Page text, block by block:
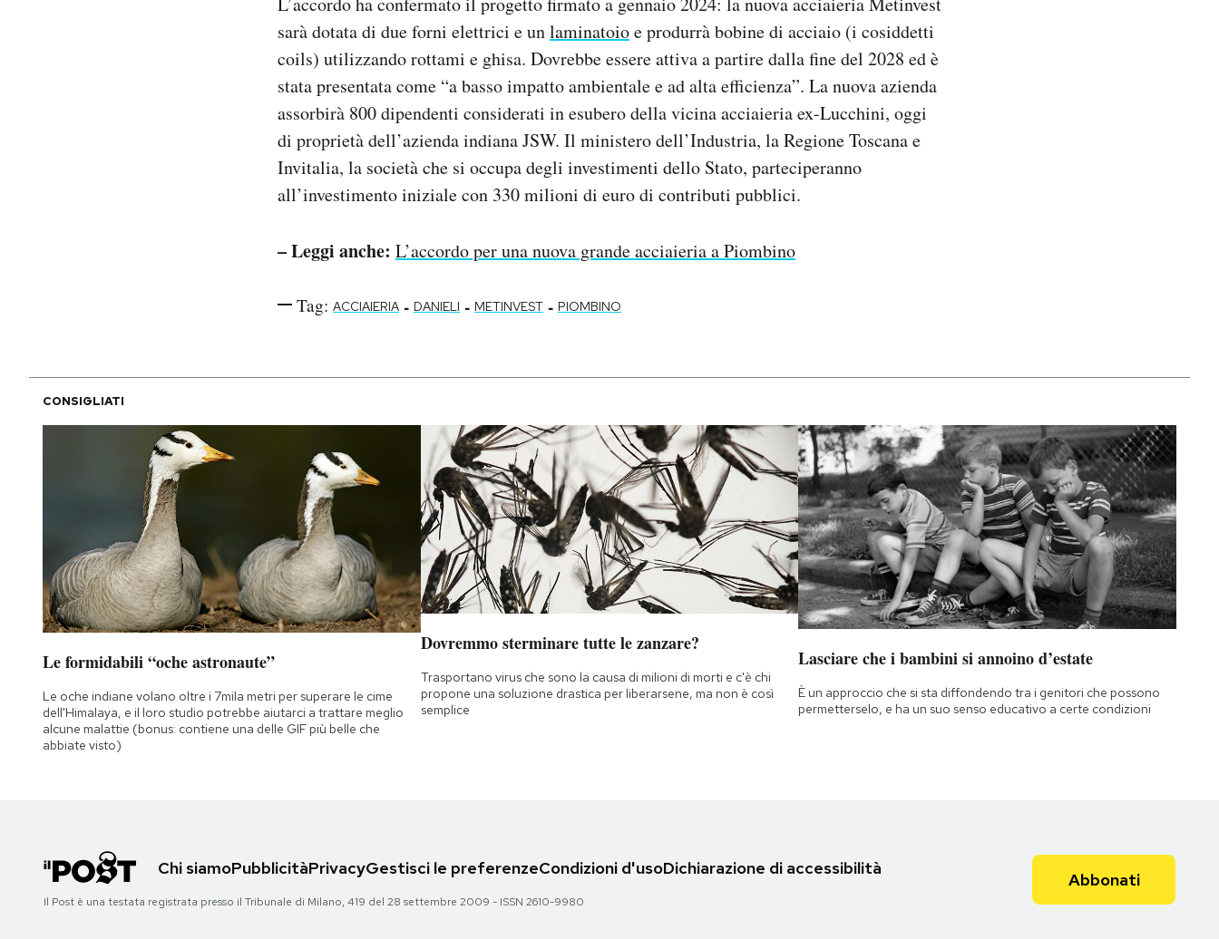
sarà dotata di due forni elettrici e unlaminatoioe produrrà bobine di acciaio (i cosiddetti
coils) utilizzando rottami e ghisa. Dovrebbe essere attiva a partire dalla fine del 2028 ed è
stata presentata come “a basso impatto ambientale e ad alta efficienza”. La nuova azienda
assorbirà 800 dipendenti considerati in esubero della vicina acciaieria ex-Lucchini, oggi
di proprietà dell’azienda indiana JSW. Il ministero dell’Industria, la Regione Toscana e
Invitalia, la società che si occupa degli investimenti dello Stato, parteciperanno
all’investimento iniziale con 330 milioni di euro di contributi pubblici.
– Leggi anche: L’accordo per una nuova grande acciaieria a Piombino
Tag: ACCIAIERIA - DANIELI - METINVEST - PIOMBINO
CONSIGLIATI
Le formidabili “oche astronaute”
Le oche indiane volano oltre i 7mila metri per superare le cime
dell'Himalaya, e il loro studio potrebbe aiutarci a trattare meglio
alcune malattie (bonus: contiene una delle GIF più belle che
abbiate visto)
Dovremmo sterminare tutte le zanzare?
Trasportano virus che sono la causa di milioni di morti e c'è chi
propone una soluzione drastica per liberarsene, ma non è così
semplice
Lasciare che i bambini si annoino d’estate
È un approccio che si sta diffondendo tra i genitori che possono
permetterselo, e ha un suo senso educativo a certe condizioni
Chi siamoPubblicitàPrivacyGestisci le preferenzeCondizioni d'usoDichiarazione di accessibilità
Il Post è una testata registrata presso il Tribunale di Milano, 419 del 28 settembre 2009 - ISSN 2610-9980
Abbonati